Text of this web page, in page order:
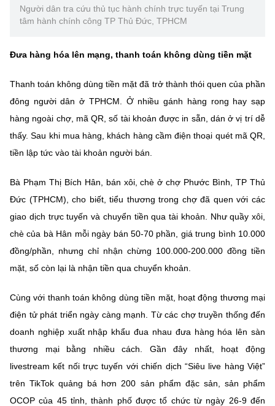
Chọn ngôn ngữ
BỘ KHOA HỌC VÀ CÔNG NGHỆ
MINISTRY OF SCIENCE AND TECHNOLOGY
Chịu trách nhiệm nội dung: Nguyễn Thị Hải Hằng
Giám đốc Trung tâm Truyền thông Khoa học và Công nghệ.
Địa chỉ: Ban Biên tập Cổng TTĐT - 18 Nguyễn Du, TP. Hà Nội
Điện thoại: 024 3936 9506
Email:stc@mst.gov.vn
©2026 Bản quyền thuộc Bộ Khoa Học và Công Nghệ
Người dân tra cứu thủ tục hành chính trực tuyến tại Trung
tâm hành chính công TP Thủ Đức, TPHCM
Đưa hàng hóa lên mạng, thanh toán không dùng tiền mặt
Thanh toán không dùng tiền mặt đã trở thành thói quen của phần
đông người dân ở TPHCM. Ở nhiều gánh hàng rong hay sạp
hàng ngoài chợ, mã QR, số tài khoản được in sẵn, dán ở vị trí dễ
thấy. Sau khi mua hàng, khách hàng cầm điện thoại quét mã QR,
tiền lập tức vào tài khoản người bán.
Bà Phạm Thị Bích Hân, bán xôi, chè ở chợ Phước Bình, TP Thủ
Đức (TPHCM), cho biết, tiểu thương trong chợ đã quen với các
giao dịch trực tuyến và chuyển tiền qua tài khoản. Như quầy xôi,
chè của bà Hân mỗi ngày bán 50-70 phần, giá trung bình 10.000
đồng/phần, nhưng chỉ nhận chừng 100.000-200.000 đồng tiền
mặt, số còn lại là nhận tiền qua chuyển khoản.
Cùng với thanh toán không dùng tiền mặt, hoạt động thương mại
điện tử phát triển ngày càng mạnh. Từ các chợ truyền thống đến
doanh nghiệp xuất nhập khẩu đua nhau đưa hàng hóa lên sàn
thương mại bằng nhiều cách. Gần đây nhất, hoạt động
livestream kết nối trực tuyến với chiến dịch “Siêu live hàng Việt”
trên TikTok quảng bá hơn 200 sản phẩm đặc sản, sản phẩm
OCOP của 45 tỉnh, thành phố được tổ chức từ ngày 26-9 đến